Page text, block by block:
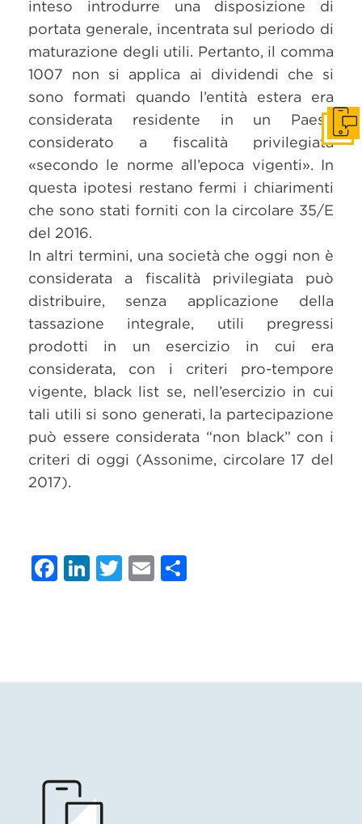
inteso introdurre una disposizione di
portata generale, incentrata sul periodo di
maturazione degli utili. Pertanto, il comma
1007 non si applica ai dividendi che si
sono formati quando l’entità estera era
considerata residente in un Paese
considerato a fiscalità privilegiata
«secondo le norme all’epoca vigenti». In
questa ipotesi restano fermi i chiarimenti
che sono stati forniti con la circolare 35/E
del 2016.
In altri termini, una società che oggi non è
considerata a fiscalità privilegiata può
distribuire, senza applicazione della
tassazione integrale, utili pregressi
prodotti in un esercizio in cui era
considerata, con i criteri pro-tempore
vigente, black list se, nell’esercizio in cui
tali utili si sono generati, la partecipazione
può essere considerata “non black” con i
criteri di oggi (Assonime, circolare 17 del
2017).
Facebook
LinkedIn
Twitter
Email
Get